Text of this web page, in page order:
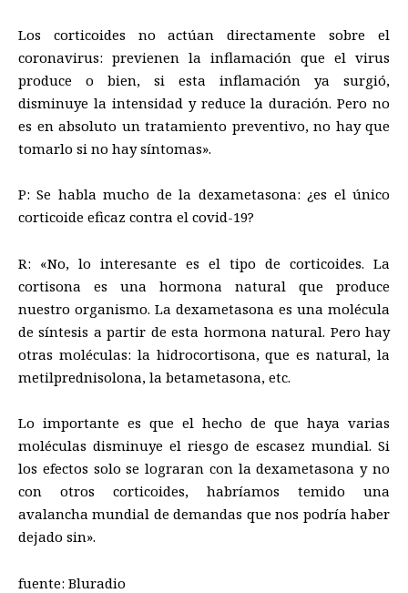
Los corticoides no actúan directamente sobre el
coronavirus: previenen la inflamación que el virus
produce o bien, si esta inflamación ya surgió,
disminuye la intensidad y reduce la duración. Pero no
es en absoluto un tratamiento preventivo, no hay que
tomarlo si no hay síntomas».
P: Se habla mucho de la dexametasona: ¿es el único
corticoide eficaz contra el covid-19?
R: «No, lo interesante es el tipo de corticoides. La
cortisona es una hormona natural que produce
nuestro organismo. La dexametasona es una molécula
de síntesis a partir de esta hormona natural. Pero hay
otras moléculas: la hidrocortisona, que es natural, la
metilprednisolona, la betametasona, etc.
Lo importante es que el hecho de que haya varias
moléculas disminuye el riesgo de escasez mundial. Si
los efectos solo se lograran con la dexametasona y no
con otros corticoides, habríamos temido una
avalancha mundial de demandas que nos podría haber
dejado sin».
fuente: Bluradio